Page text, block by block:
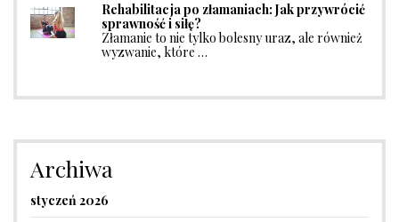
Rehabilitacja po złamaniach: Jak przywrócić
sprawność i siłę?
Złamanie to nie tylko bolesny uraz, ale również
wyzwanie, które …
Archiwa
styczeń 2026